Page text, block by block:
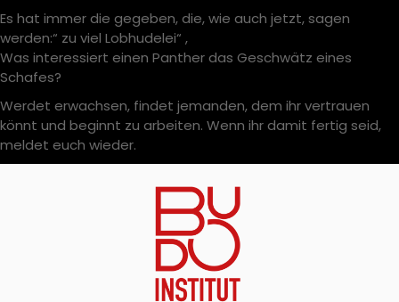
Es hat immer die gegeben, die, wie auch jetzt, sagen
werden:“ zu viel Lobhudelei“ ,
Was interessiert einen Panther das Geschwätz eines
Schafes?
Werdet erwachsen, findet jemanden, dem ihr vertrauen
könnt und beginnt zu arbeiten. Wenn ihr damit fertig seid,
meldet euch wieder.